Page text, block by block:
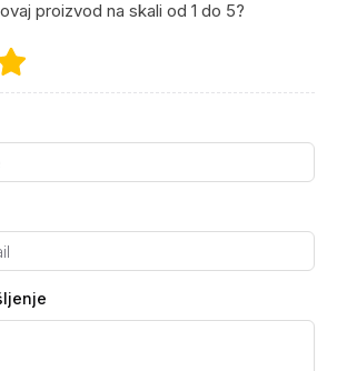
proizvod na skali od 1 do 5?